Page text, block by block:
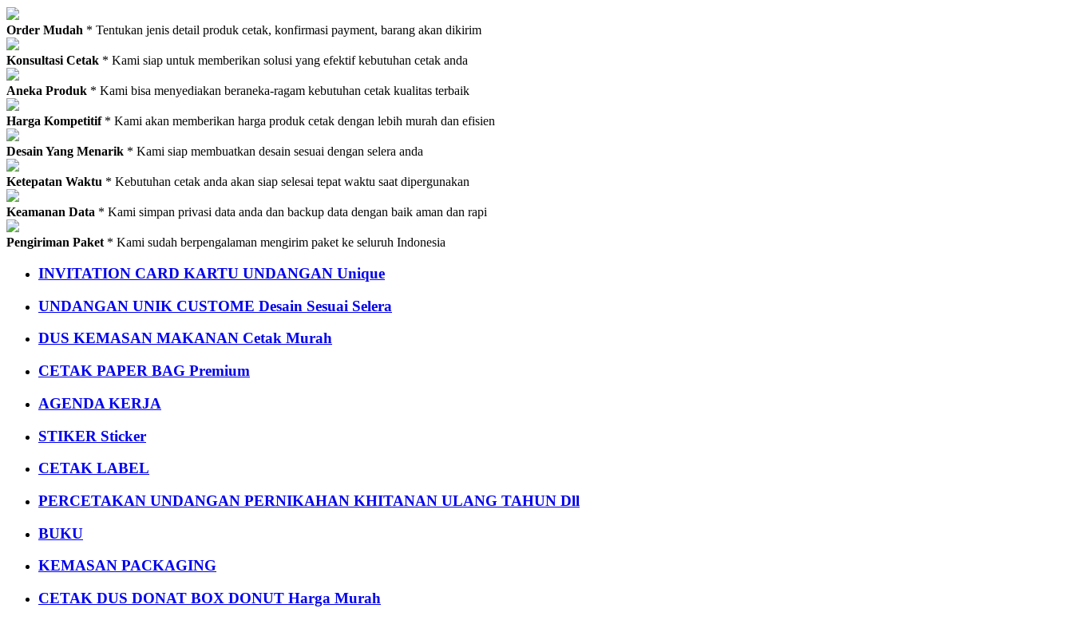
Order Mudah * Tentukan jenis detail produk cetak, konfirmasi payment, barang akan dikirim
Konsultasi Cetak * Kami siap untuk memberikan solusi yang efektif kebutuhan cetak anda
Aneka Produk * Kami bisa menyediakan beraneka-ragam kebutuhan cetak kualitas terbaik
Harga Kompetitif* Kami akan memberikan harga produk cetak dengan lebih murah dan efisien
Desain Yang Menarik * Kami siap membuatkan desain sesuai dengan selera anda
Ketepatan Waktu * Kebutuhan cetak anda akan siap selesai tepat waktu saat dipergunakan
Keamanan Data * Kami simpan privasi data anda dan backup data dengan baik aman dan rapi
Pengiriman Paket * Kami sudah berpengalaman mengirim paket ke seluruh Indonesia
INVITATION CARD KARTU UNDANGAN Unique
UNDANGAN UNIK CUSTOME Desain Sesuai Selera
DUS KEMASAN MAKANAN Cetak Murah
CETAK PAPER BAG Premium
AGENDA KERJA
STIKER Sticker
CETAK LABEL
PERCETAKAN UNDANGAN PERNIKAHAN KHITANAN ULANG TAHUN Dll
BUKU
KEMASAN PACKAGING
CETAK DUS DONAT BOX DONUT Harga Murah